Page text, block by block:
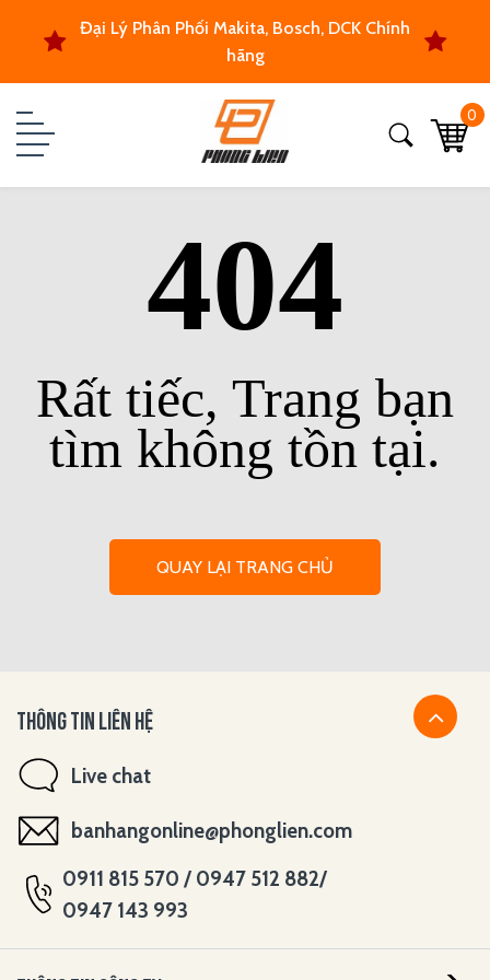
Đại Lý Phân Phối Makita, Bosch, DCK Chính
hãng
0
404
Rất tiếc, Trang bạn
tìm không tồn tại.
QUAY LẠI TRANG CHỦ
THÔNG TIN LIÊN HỆ
Live chat
banhangonline@phonglien.com
0911 815 570 / 0947 512 882/
0947 143 993